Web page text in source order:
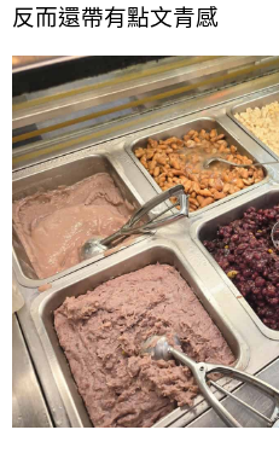
反而還帶有點文青感